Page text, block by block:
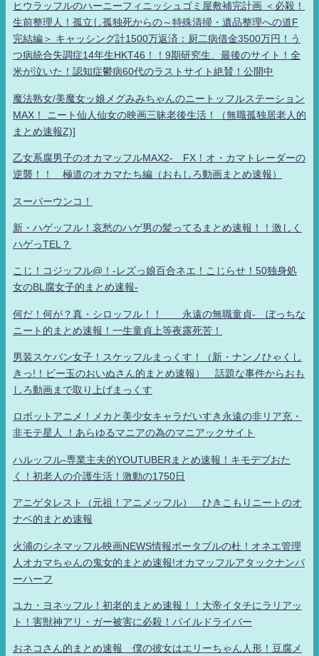
ヒウラッフルのハーニーフィニッシュゴミ屋敷補完計画 ＜必殺！
生前整理人！孤立し孤独死からの～特殊清掃・遺品整理への道F
完結編＞ キャッシング計1500万返済：厨二病借金3500万円！う
つ病統合失調症14年生HKT46！！9期研究生、最後のサイト！全
米が泣いた！認知症鬱病60代のラストサイト絶賛！公開中
魔法熟女/美魔女ッ娘メグみみちゃんのニートッフルステーション
MAX！ ニート仙人仙女の映画三昧老後生活！（無職孤独居老人的
まとめ速報Z)]
乙女系腐男子のオカマッフルMAX2- FX！オ・カマトレーダーの
逆襲！！ 極道のオカマたち編（おもしろ動画まとめ速報）
スーパーウンコ！
新・ハゲッフル！哀愁のハゲ男の髪ってるまとめ速報！！激しく
ハゲっTEL？
こじ！コジッフル@！-レズっ娘百合ネエ！こじらせ！50独身処
女のBL腐女子的まとめ速報-
何だ！何が？真・シロッフル！！ 永遠の無職童貞- ぼっちな
ニート的まとめ速報！一生童貞上等夜露死苦！
男装スケバン女子！スケッフルまっくす！（新・ナンノひゃくし
きっ!！ビー玉のおいぬさん的まとめ速報） 話題な事件からおも
しろ動画まで取り上げまっくす
ロボットアニメ！メカと美少女キャラだいすき永遠の非リア充・
非モテ星人 ！あらゆるマニアの為のマニアックサイト
ハルッフル-専業主夫的YOUTUBERまとめ速報！キモデブおた
く！初老人の介護生活！激動の1750日
アニゲタレスト（元祖！アニメッフル） ひきこもりニートのオ
ナベ的まとめ速報
火浦のシネマッフル映画NEWS情報ポータブルの杜！オネエ管理
人オカマちゃんの鬼女的まとめ速報!オカマッフルアタックナンバ
ーハーフ
ユカ・ヨネッフル！初老的まとめ速報！！大帝イタチにラリアッ
ト！害獣神アリ・ガー被害に必殺！パイルドライバー
おネコさん的まとめ速報 僕の彼女はエリーちゃん人形！豆腐メ